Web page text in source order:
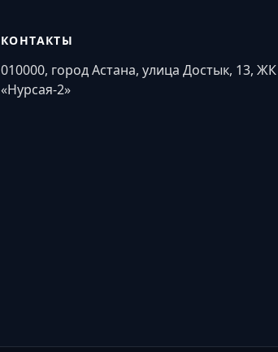
КОНТАКТЫ
010000, город Астана, улица Достык, 13, ЖК
«Нурсая-2»